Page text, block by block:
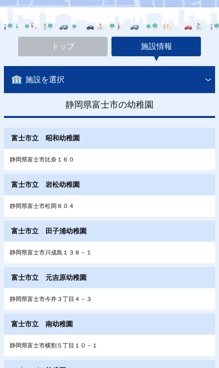
トップ 施設情報
施設を選択
静岡県富士市の幼稚園
富士市立 昭和幼稚園
静岡県富士市比奈１６０
富士市立 岩松幼稚園
静岡県富士市松岡８０４
富士市立 田子浦幼稚園
静岡県富士市川成島１３８－１
富士市立 元吉原幼稚園
静岡県富士市今井３丁目４－３
富士市立 南幼稚園
静岡県富士市横割５丁目１０－１